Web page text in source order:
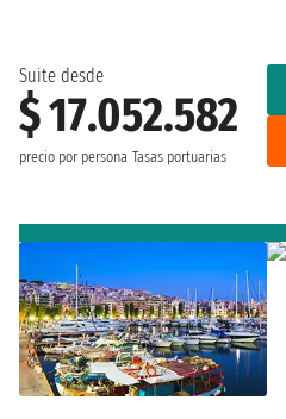
Suite desde
$ 17.052.582
precio por persona Tasas portuarias